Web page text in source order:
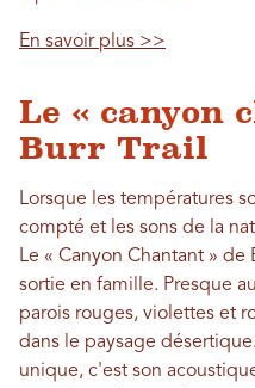
En savoir plus >>
Le « canyon
Burr Trail
Lorsque les températures
compté et les sons de la
Le « Canyon Chantant »
sortie en famille. Presque
parois rouges, violettes et
dans le paysage
unique, c'est son